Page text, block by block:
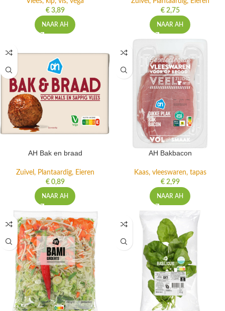
€3,89
NAAR AH
€2,75
NAAR AH
AH Bak en braad
Zuivel, Plantaardig, Eieren
€0,89
NAAR AH
AH Bakbacon
Kaas, vleeswaren, tapas
€2,99
NAAR AH